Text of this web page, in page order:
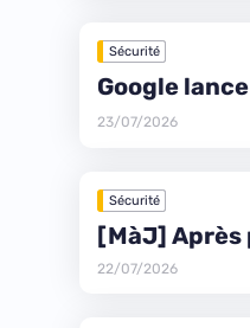
Sécurité
Google
23/07/2026
Sécurité
[MàJ] Après
22/07/2026